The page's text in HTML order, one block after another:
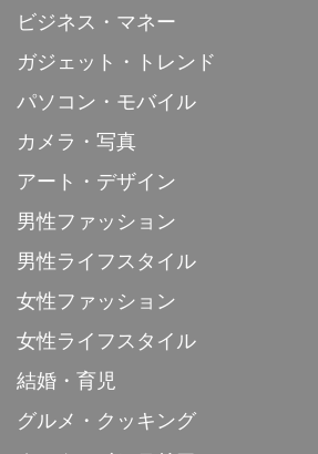
ビジネス・マネー
ガジェット・トレンド
パソコン・モバイル
カメラ・写真
アート・デザイン
男性ファッション
男性ライフスタイル
女性ファッション
女性ライフスタイル
結婚・育児
グルメ・クッキング